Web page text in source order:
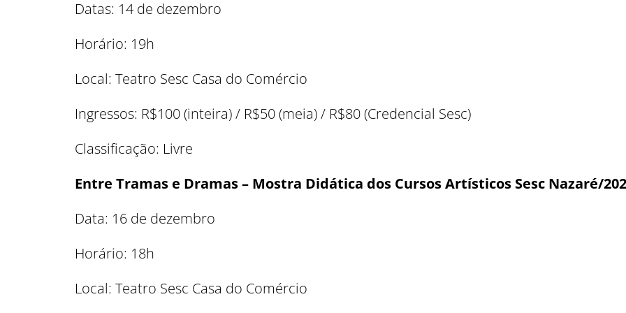
Datas: 14 de dezembro
Horário: 19h
Local: Teatro Sesc Casa do Comércio
Ingressos: R$100 (inteira) / R$50 (meia) / R$80 (Credencial Sesc)
Classificação: Livre
Entre Tramas e Dramas – Mostra Didática dos Cursos Artísticos Sesc Nazaré/
Data: 16 de dezembro
Horário: 18h
Local: Teatro Sesc Casa do Comércio